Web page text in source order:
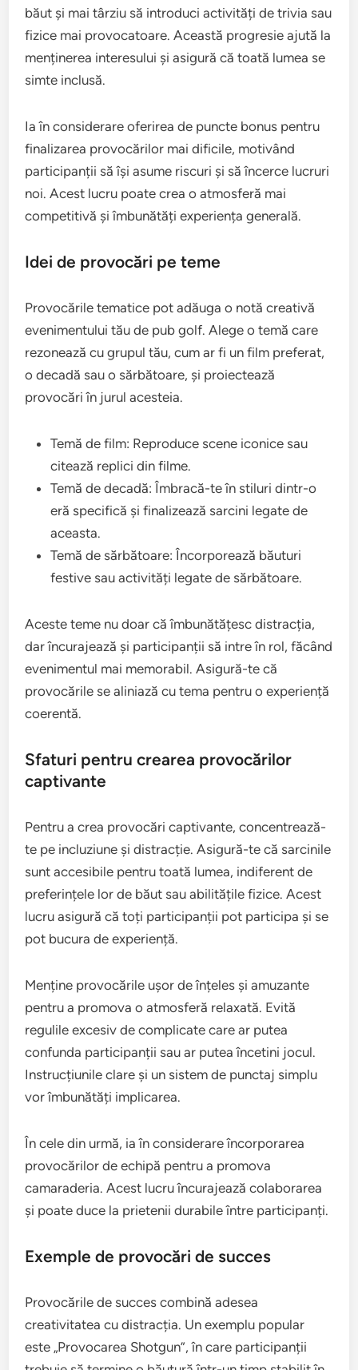
băut și mai târziu să introduci activități de trivia sau
fizice mai provocatoare. Această progresie ajută la
menținerea interesului și asigură că toată lumea se
simte inclusă.
Ia în considerare oferirea de puncte bonus pentru
finalizarea provocărilor mai dificile, motivând
participanții să își asume riscuri și să încerce lucruri
noi. Acest lucru poate crea o atmosferă mai
competitivă și îmbunătăți experiența generală.
Idei de provocări pe teme
Provocările tematice pot adăuga o notă creativă
evenimentului tău de pub golf. Alege o temă care
rezonează cu grupul tău, cum ar fi un film preferat,
o decadă sau o sărbătoare, și proiectează
provocări în jurul acesteia.
Temă de film: Reproduce scene iconice sau
citează replici din filme.
Temă de decadă: Îmbracă-te în stiluri dintr-o
eră specifică și finalizează sarcini legate de
aceasta.
Temă de sărbătoare: Încorporează băuturi
festive sau activități legate de sărbătoare.
Aceste teme nu doar că îmbunătățesc distracția,
dar încurajează și participanții să intre în rol, făcând
evenimentul mai memorabil. Asigură-te că
provocările se aliniază cu tema pentru o experiență
coerentă.
Sfaturi pentru crearea provocărilor
captivante
Pentru a crea provocări captivante, concentrează-
te pe incluziune și distracție. Asigură-te că sarcinile
sunt accesibile pentru toată lumea, indiferent de
preferințele lor de băut sau abilitățile fizice. Acest
lucru asigură că toți participanții pot participa și se
pot bucura de experiență.
Menține provocările ușor de înțeles și amuzante
pentru a promova o atmosferă relaxată. Evită
regulile excesiv de complicate care ar putea
confunda participanții sau ar putea încetini jocul.
Instrucțiunile clare și un sistem de punctaj simplu
vor îmbunătăți implicarea.
În cele din urmă, ia în considerare încorporarea
provocărilor de echipă pentru a promova
camaraderia. Acest lucru încurajează colaborarea
și poate duce la prietenii durabile între participanți.
Exemple de provocări de succes
Provocările de succes combină adesea
creativitatea cu distracția. Un exemplu popular
este „Provocarea Shotgun”, în care participanții